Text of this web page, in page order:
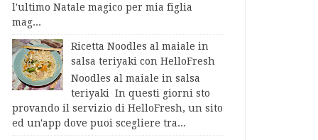
l'ultimo Natale magico per mia figlia
mag...
Ricetta Noodles al maiale in
salsa teriyaki con HelloFresh
Noodles al maiale in salsa
teriyaki In questi giorni sto
provando il servizio di HelloFresh, un sito
ed un'app dove puoi scegliere tra...